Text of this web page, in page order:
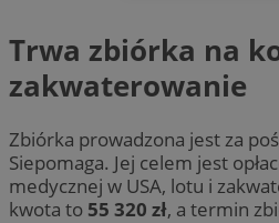
Trwa zbiórka na
zakwaterowanie
Zbiórka prowadzona jest za
Siepomaga. Jej celem jest
medycznej w USA, lotu i
kwota to 55 320 zł, a termin